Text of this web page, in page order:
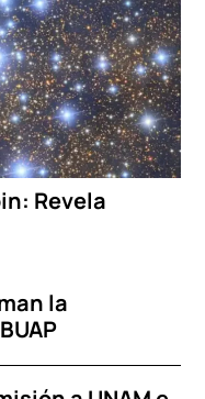
Revela
la